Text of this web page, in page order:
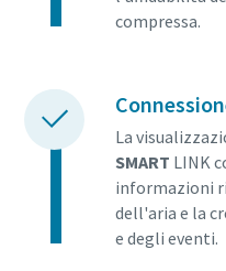
compressa.
La
SMART LINK
informazioni
dell'aria e la
e degli eventi.